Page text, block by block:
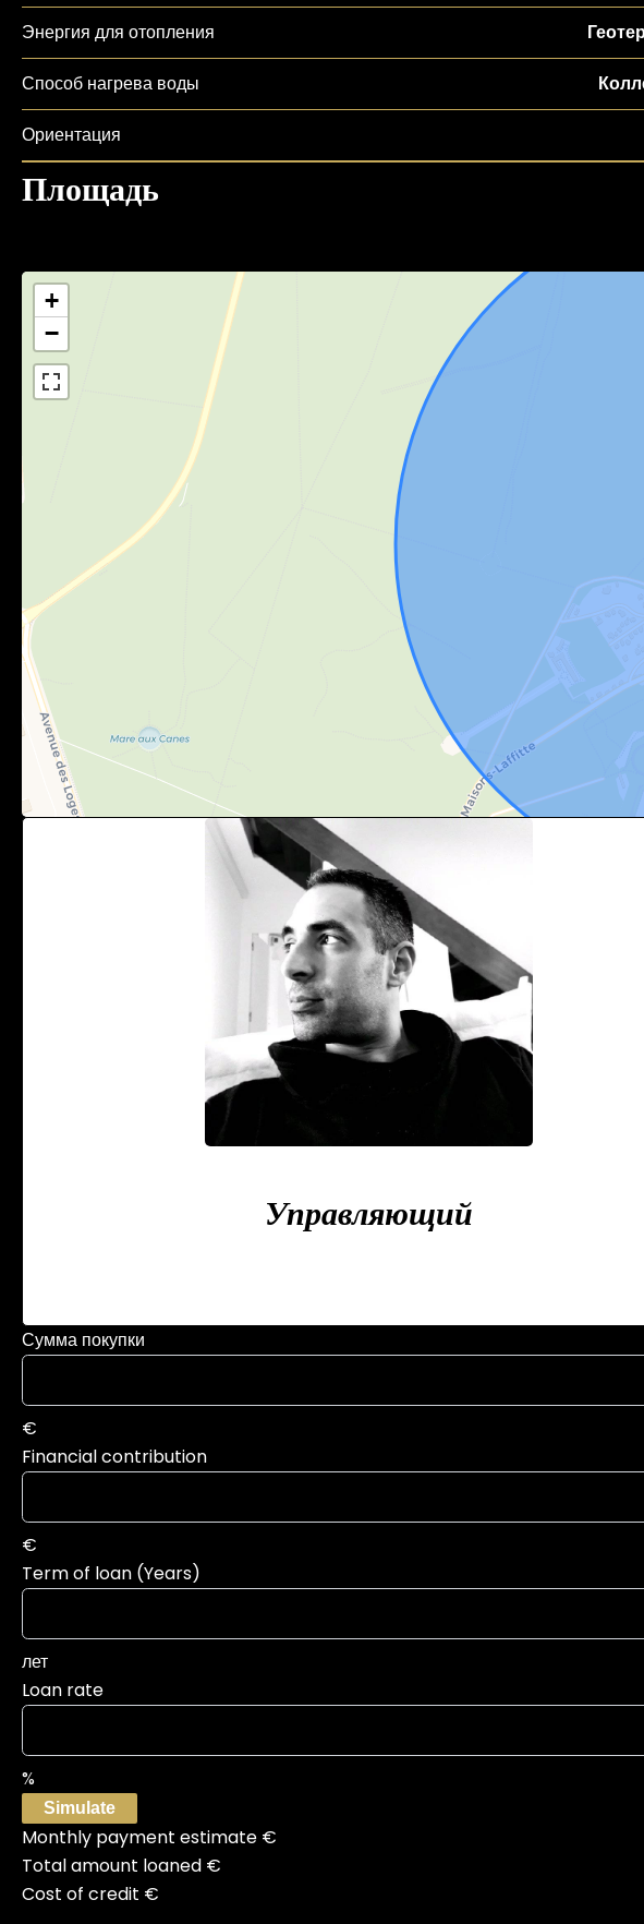
Энергия для отопления
Способ нагрева воды
Ориентация
Площадь
+
−
Управляющий
Сумма покупки
€
Financial contribution
€
Term of loan (Years)
лет
Loan rate
%
Simulate
Monthly payment estimate €
Total amount loaned €
Cost of credit €